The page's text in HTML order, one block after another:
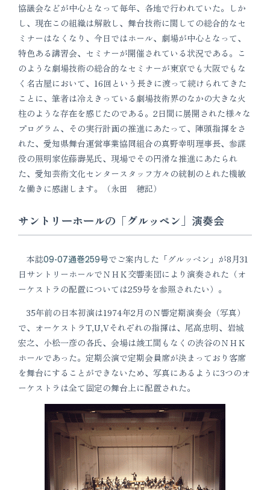
協議会などが中心となって毎年、各地で行われていた。しか
し、現在この組織は解散し、舞台技術に関しての総合的なセ
ミナーはなくなり、今日ではホール、劇場が中心となって、
特色ある講習会、セミナーが開催されている状況である。こ
のような劇場技術の総合的なセミナーが東京でも大阪でもな
く名古屋において、16回という長きに渡って続けられてきた
ことに、筆者は冷えきっている劇場技術界のなかの大きな火
柱のような存在を感じたのである。2日間に展開された様々な
プログラム、その実行計画の推進にあたって、陣頭指揮をさ
れた、愛知県舞台運営事業協同組合の真野幸明理事長、参謀
役の照明家佐藤壽晃氏、現場でその円滑な推進にあたられ
た、愛知芸術文化センタースタッフ方々の統制のとれた機敏
な働きに感謝します。（永田 穂記）
サントリーホールの「グルッペン」演奏会
本誌09-07通巻259号でご案内した「グルッペン」が8月31
日サントリーホールでＮＨＫ交響楽団により演奏された（オ
ーケストラの配置については259号を参照されたい）。
35年前の日本初演は1974年2月のＮ響定期演奏会（写真）
で、オーケストラT,U,Vそれぞれの指揮は、尾高忠明、岩城
宏之、小松一彦の各氏、会場は竣工間もなくの渋谷のＮＨＫ
ホールであった。定期公演で定期会員席が決まっており客席
を舞台にすることができないため、写真にあるように3つのオ
ーケストラは全て固定の舞台上に配置された。